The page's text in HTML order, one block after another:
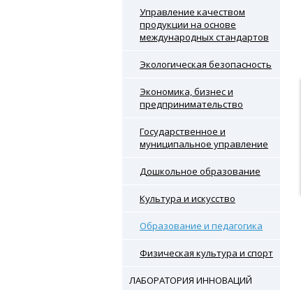
Управление качеством
продукции на основе
международных стандартов
Экологическая безопасность
Экономика, бизнес и
предпринимательство
Государственное и
муниципальное управление
Дошкольное образование
Культура и искусство
Образование и педагогика
Физическая культура и спорт
ЛАБОРАТОРИЯ ИННОВАЦИЙ